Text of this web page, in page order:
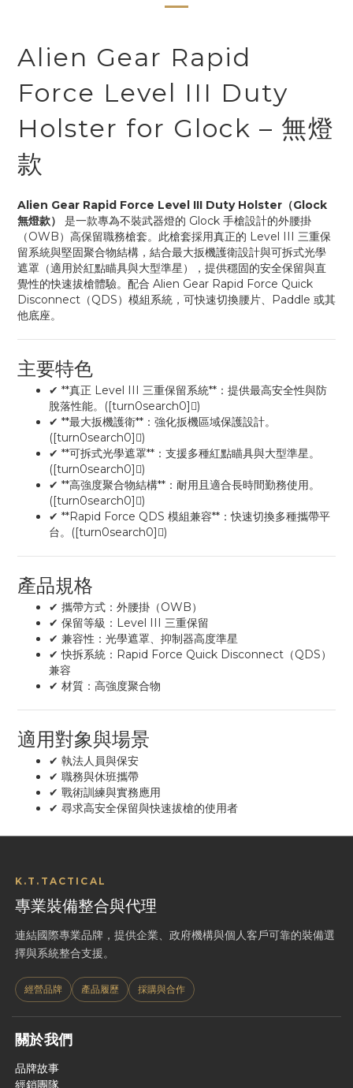
Alien Gear Rapid
Force Level III Duty
Holster for Glock – 無燈
款
Alien Gear Rapid Force Level III Duty Holster（Glock
無燈款）
是一款專為不裝武器燈的 Glock 手槍設計的外腰掛
（OWB）高保留職務槍套。此槍套採用真正的 Level III 三重保
留系統與堅固聚合物結構，結合最大扳機護衛設計與可拆式光學
遮罩（適用於紅點瞄具與大型準星），提供穩固的安全保留與直
覺性的快速拔槍體驗。配合 Alien Gear Rapid Force Quick
Disconnect（QDS）模組系統，可快速切換腰片、Paddle 或其
他底座。
主要特色
✔ **真正 Level III 三重保留系統**：提供最高安全性與防
脫落性能。([turn0search0])
✔ **最大扳機護衛**：強化扳機區域保護設計。
([turn0search0])
✔ **可拆式光學遮罩**：支援多種紅點瞄具與大型準星。
([turn0search0])
✔ **高強度聚合物結構**：耐用且適合長時間勤務使用。
([turn0search0])
✔ **Rapid Force QDS 模組兼容**：快速切換多種攜帶平
台。([turn0search0])
產品規格
✔ 攜帶方式：外腰掛（OWB）
✔ 保留等級：Level III 三重保留
✔ 兼容性：光學遮罩、抑制器高度準星
✔ 快拆系統：Rapid Force Quick Disconnect（QDS）
兼容
✔ 材質：高強度聚合物
適用對象與場景
✔ 執法人員與保安
✔ 職務與休班攜帶
✔ 戰術訓練與實務應用
✔ 尋求高安全保留與快速拔槍的使用者
K.T.TACTICAL
專業裝備整合與代理
連結國際專業品牌，提供企業、政府機構與個人客戶可靠的裝備選
擇與系統整合支援。
經營品牌 產品履歷 採購與合作
關於我們
品牌故事
經銷團隊